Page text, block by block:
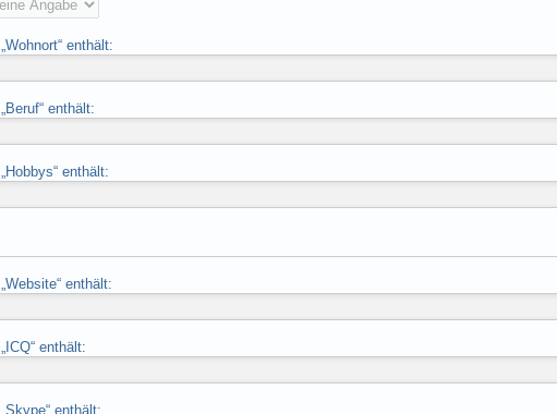
„Wohnort“ enthält:
„Beruf“ enthält:
„Hobbys“ enthält:
„Website“ enthält:
„ICQ“ enthält:
„Skype“ enthält: